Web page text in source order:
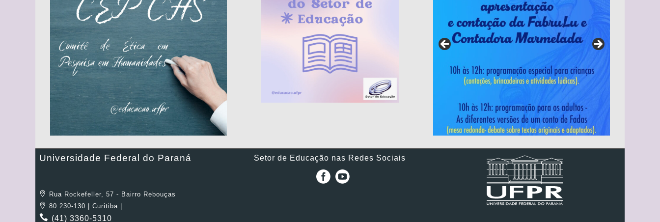
Universidade Federal do Paraná
Rua Rockefeller, 57 - Bairro Rebouças
80.230-130 | Curitiba |
(41) 3360-5310
Setor de Educação nas Redes Sociais